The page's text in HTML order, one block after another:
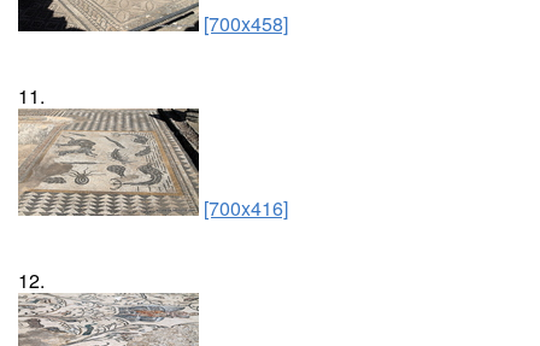
[700x458]
11.
[700x416]
12.